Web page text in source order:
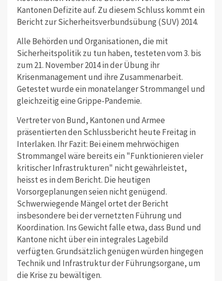
Kantonen Defizite auf. Zu diesem Schluss kommt ein
Bericht zur Sicherheitsverbundsübung (SUV) 2014.
Alle Behörden und Organisationen, die mit
Sicherheitspolitik zu tun haben, testeten vom 3. bis
zum 21. November 2014 in der Übung ihr
Krisenmanagement und ihre Zusammenarbeit.
Getestet wurde ein monatelanger Strommangel und
gleichzeitig eine Grippe-Pandemie.
Vertreter von Bund, Kantonen und Armee
präsentierten den Schlussbericht heute Freitag in
Interlaken. Ihr Fazit: Bei einem mehrwöchigen
Strommangel wäre bereits ein "Funktionieren vieler
kritischer Infrastrukturen" nicht gewährleistet,
heisst es in dem Bericht. Die heutigen
Vorsorgeplanungen seien nicht genügend.
Schwerwiegende Mängel ortet der Bericht
insbesondere bei der vernetzten Führung und
Koordination. Ins Gewicht falle etwa, dass Bund und
Kantone nicht über ein integrales Lagebild
verfügten. Grundsätzlich genügen würden hingegen
Technik und Infrastruktur der Führungsorgane, um
die Krise zu bewältigen.